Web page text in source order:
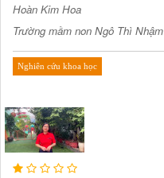
Hoàn Kim Hoa
Trường mầm non Ngô Thì Nhậm
Nghiên cứu khoa học